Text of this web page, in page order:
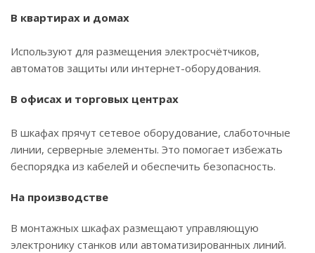
В квартирах и домах
Используют для размещения электросчётчиков,
автоматов защиты или интернет-оборудования.
В офисах и торговых центрах
В шкафах прячут сетевое оборудование, слаботочные
линии, серверные элементы. Это помогает избежать
беспорядка из кабелей и обеспечить безопасность.
На производстве
В монтажных шкафах размещают управляющую
электронику станков или автоматизированных линий.